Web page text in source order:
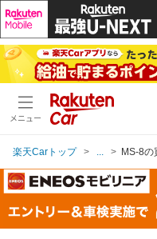
メニュー
楽天Carトップ MS-8の